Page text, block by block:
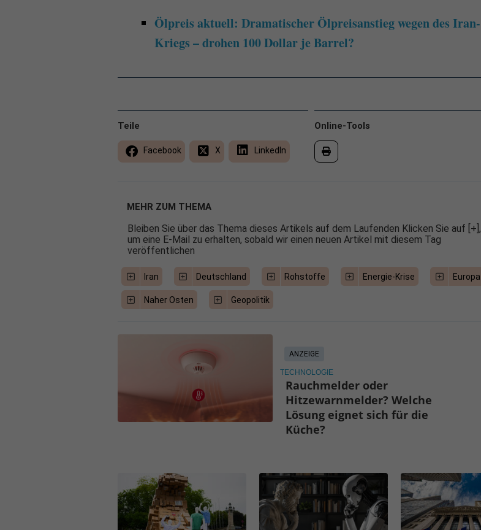
Ölpreis aktuell: Dramatischer Ölpreisanstieg wegen des Iran-
Kriegs – drohen 100 Dollar je Barrel?
Online-Tools
Teile
Facebook X LinkedIn
MEHR ZUM THEMA
Bleiben Sie über das Thema dieses Artikels auf dem Laufenden Klicken Sie auf [+],
um eine E-Mail zu erhalten, sobald wir einen neuen Artikel mit diesem Tag
veröffentlichen
Iran Deutschland Rohstoffe Energie-Krise Europa
Naher Osten Geopolitik
ANZEIGE
TECHNOLOGIE
Rauchmelder oder
Hitzewarnmelder? Welche
Lösung eignet sich für die
Küche?